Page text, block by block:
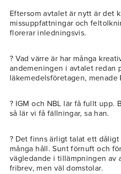
Eftersom avtalet är nytt är det
missuppfattningar och
florerar inledningsvis.
? Vad värre är har många
andemeningen i avtalet redan
läkemedelsföretagen, menade
? IGM och NBL lär få fullt upp.
så lär vi få fällningar, sa han.
? Det finns ärligt talat ett
många håll. Sunt förnuft och
vägledande i tillämpningen av
fribrev, men väl domstolar.